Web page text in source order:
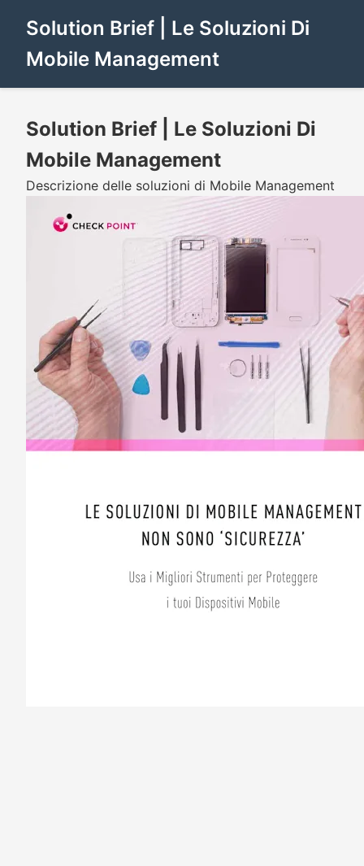
Solution Brief | Le Soluzioni Di
Mobile Management
Solution Brief | Le Soluzioni Di
Mobile Management
Descrizione delle soluzioni di Mobile Management